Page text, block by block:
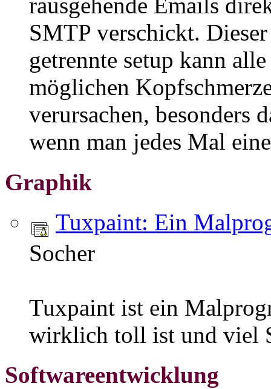
rausgehende Emails
SMTP verschickt. Dieser
getrennte setup kann alle
möglichen
verursachen, besonders
wenn man jedes Mal
Graphik
Tuxpaint: Ein
Socher
Tuxpaint ist ein
wirklich toll ist und viel
Softwareentwicklung